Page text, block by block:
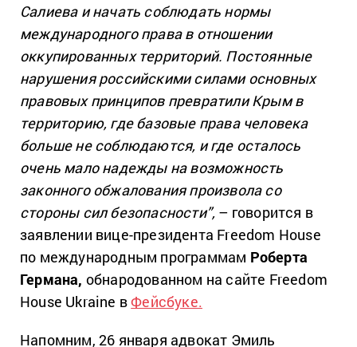
Салиева и начать соблюдать нормы
международного права в отношении
оккупированных территорий. Постоянные
нарушения российскими силами основных
правовых принципов превратили Крым в
территорию, где базовые права человека
больше не соблюдаются, и где осталось
очень мало надежды на возможность
законного обжалования произвола со
стороны сил безопасности”, – говорится в
заявлении вице-президента Freedom House
по международным программам Роберта
Германа, обнародованном на сайте Freedom
House Ukraine вФейсбуке.
Напомним, 26 января адвокат Эмиль